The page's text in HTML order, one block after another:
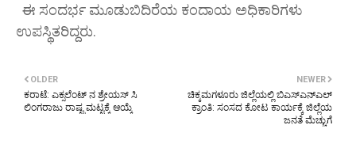
ಈ ಸಂದರ್ಭ ಮೂಡುಬಿದಿರೆಯ ಕಂದಾಯ ಅಧಿಕಾರಿಗಳು
ಉಪಸ್ಥಿತರಿದ್ದರು.
NEWER
ಚಿಕ್ಕಮಗಳೂರು ಜಿಲ್ಲೆಯಲ್ಲಿ ಬಿಎಸ್‌ಎನ್‌ಎಲ್
ಕ್ರಾಂತಿ: ಸಂಸದ ಕೋಟ ಕಾರ್ಯಕ್ಕೆ ಜಿಲ್ಲೆಯ
ಜನತೆ ಮೆಚ್ಚುಗೆ
OLDER
ಕರಾಟೆ: ಎಕ್ಸಲೆಂಟ್ ನ ಶ್ರೇಯಸ್ ಸಿ
ಲಿಂಗರಾಜು ರಾಷ್ಟ್ರಮಟ್ಟಕ್ಕೆ ಆಯ್ಕೆ